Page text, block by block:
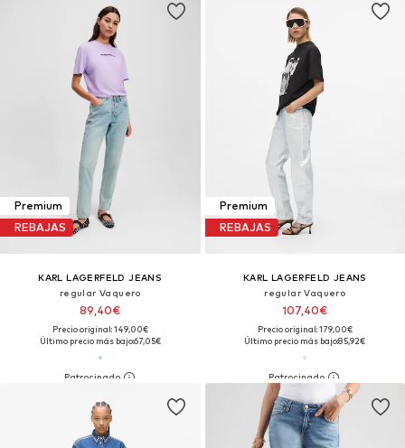
Premium
REBAJAS
KARL LAGERFELD JEANS
regular Vaquero
89,40€
Precio original: 149,00€
Último precio más bajo:67,05€
Premium
REBAJAS
KARL LAGERFELD JEANS
regular Vaquero
107,40€
Precio original: 179,00€
Último precio más bajo:85,92€